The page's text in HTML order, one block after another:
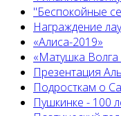
"Беспокойные
Награждение
«Алиса-2019»
«Матушка Волга
Презентация
Подросткам о
Пушкинке - 100